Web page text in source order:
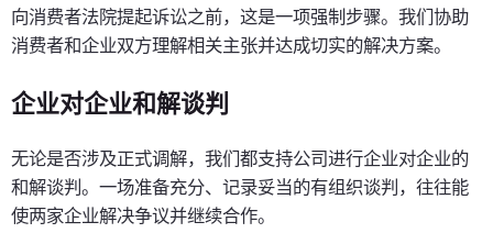
向消费者法院提起诉讼之前，这是一项强制步骤。我们协助
消费者和企业双方理解相关主张并达成切实的解决方案。
企业对企业和解谈判
无论是否涉及正式调解，我们都支持公司进行企业对企业的
和解谈判。一场准备充分、记录妥当的有组织谈判，往往能
使两家企业解决争议并继续合作。